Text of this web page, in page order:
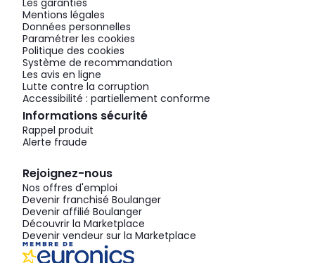
Les garanties
Mentions légales
Données personnelles
Paramétrer les cookies
Politique des cookies
Système de recommandation
Les avis en ligne
Lutte contre la corruption
Accessibilité : partiellement conforme
Informations sécurité
Rappel produit
Alerte fraude
Rejoignez-nous
Nos offres d'emploi
Devenir franchisé Boulanger
Devenir affilié Boulanger
Découvrir la Marketplace
Devenir vendeur sur la Marketplace